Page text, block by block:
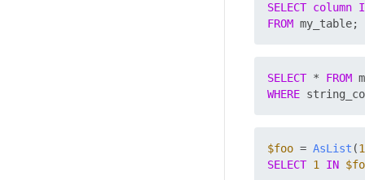
SELECT column
FROM
SELECT * FROM
WHERE
$foo = AsList (1
SELECT 1 IN